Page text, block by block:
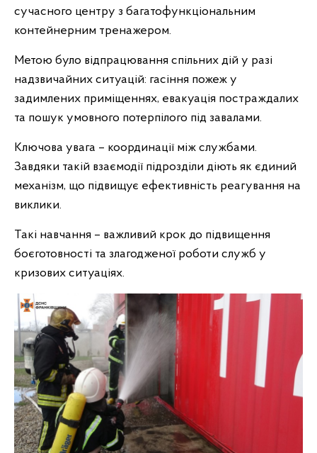
сучасного центру з багатофункціональним
контейнерним тренажером.
Метою було відпрацювання спільних дій у разі
надзвичайних ситуацій: гасіння пожеж у
задимлених приміщеннях, евакуація постраждалих
та пошук умовного потерпілого під завалами.
Ключова увага – координації між службами.
Завдяки такій взаємодії підрозділи діють як єдиний
механізм, що підвищує ефективність реагування на
виклики.
Такі навчання – важливий крок до підвищення
боєготовності та злагодженої роботи служб у
кризових ситуаціях.